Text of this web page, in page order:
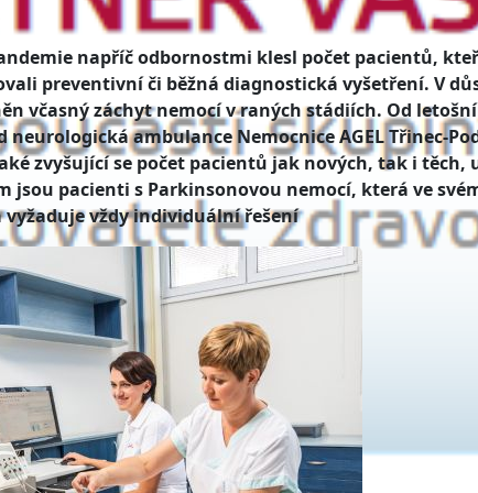
napříč odbornostmi klesl počet pacientů,
preventivní či běžná diagnostická vyšetření. V
včasný záchyt nemocí v raných stádiích. Od
neurologická ambulance Nemocnice AGEL Třinec-
zvyšující se počet pacientů jak nových, tak i těch,
jsou pacienti s Parkinsonovou nemocí, která ve
vyžaduje vždy individuální řešení